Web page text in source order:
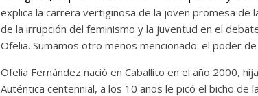
explica la carrera vertiginosa de la joven promesa de
de la irrupción del feminismo y la juventud en el
Ofelia. Sumamos otro menos mencionado: el poder
Ofelia Fernández nació en Caballito en el año 2000,
Auténtica centennial, a los 10 años le picó el bicho de